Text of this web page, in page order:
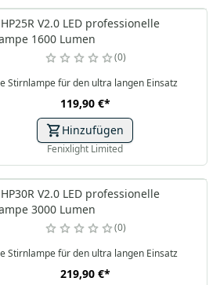
V2.0 LED professionelle
1600 Lumen
0
Stirnlampe für den ultra langen Einsatz
119,90 €*
Hinzufügen
Fenixlight Limited
V2.0 LED professionelle
3000 Lumen
0
Stirnlampe für den ultra langen Einsatz
219,90 €*